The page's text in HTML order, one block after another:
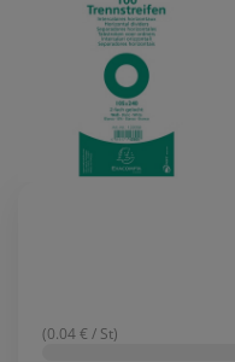
(0.04 € / St)